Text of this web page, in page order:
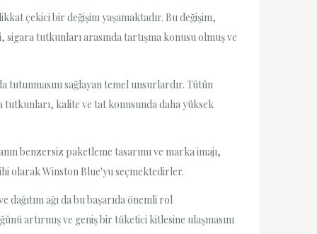
çekici bir değişim yaşamaktadır. Bu değişim,
tutkunları arasında tartışma konusu olmuş ve
tutunmasını sağlayan temel unsurlardır. Tütün
kalite ve tat konusunda daha yüksek
benzersiz paketleme tasarımı ve marka imajı,
olarak Winston Blue'yu seçmektedirler.
ağı da bu başarıda önemli rol
artırmış ve geniş bir tüketici kitlesine ulaşmasını